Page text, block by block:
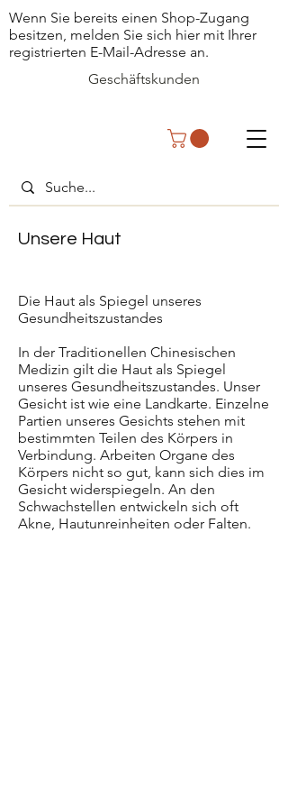
Geschäftskunden
Wenn Sie bereits einen Shop-Zugang
besitzen, melden Sie sich hier mit Ihrer
registrierten E-Mail-Adresse an.
Die Haut als Spiegel unseres
Gesundheitszustandes
In der Traditionellen Chinesischen
Medizin gilt die Haut als Spiegel
unseres Gesundheitszustandes. Unser
Gesicht ist wie eine Landkarte. Einzelne
Partien unseres Gesichts stehen mit
bestimmten Teilen des Körpers in
Verbindung. Arbeiten Organe des
Körpers nicht so gut, kann sich dies im
Gesicht widerspiegeln. An den
Schwachstellen entwickeln sich oft
Akne, Hautunreinheiten oder Falten.
Unsere Haut